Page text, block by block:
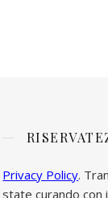
Privacy Policy.
state curando con